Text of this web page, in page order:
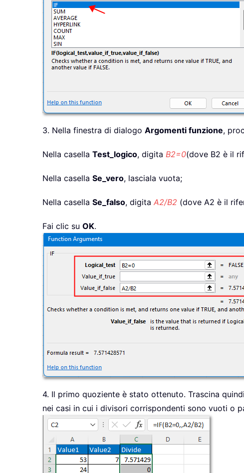
3. Nella finestra di dialogo Argomenti funzione,
Nella casella Test_logico, digita B2=0(dove B2 è il
Nella casella Se_vero, lasciala vuota;
Nella casella Se_falso, digita A2/B2 (dove A2 è il
Fai clic su OK.
4. Il primo quoziente è stato ottenuto. Trascina
nei casi in cui i divisori corrispondenti sono vuoti o